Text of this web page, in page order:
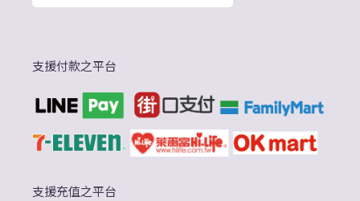
支援付款之平台
支援充值之平台